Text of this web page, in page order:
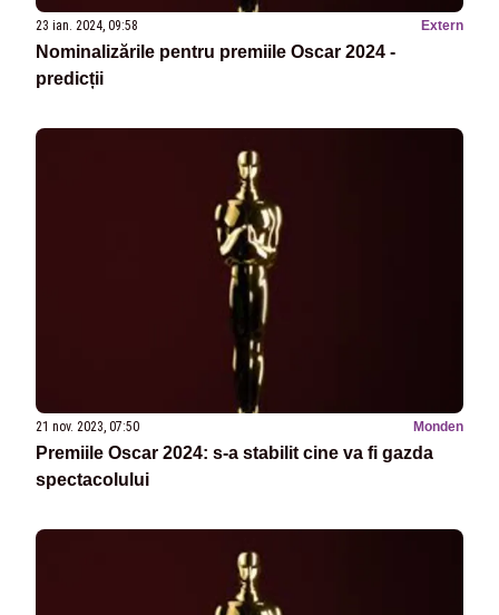
23 ian. 2024, 09:58 Extern
Nominalizările pentru premiile Oscar 2024 -
predicții
21 nov. 2023, 07:50 Monden
Premiile Oscar 2024: s-a stabilit cine va fi gazda
spectacolului